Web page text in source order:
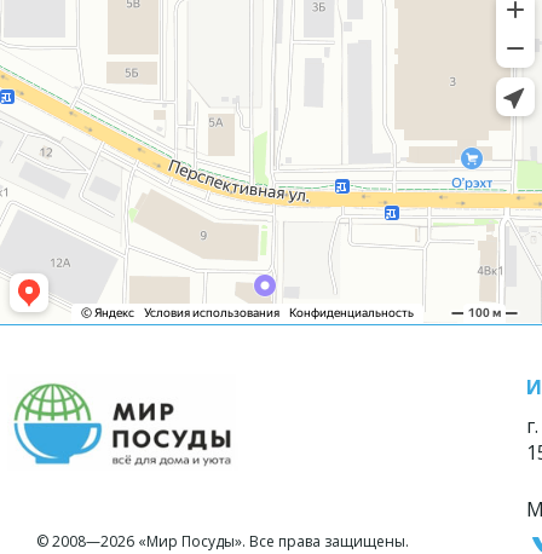
© 2008—2026 «Мир Посуды». Все права защищены.